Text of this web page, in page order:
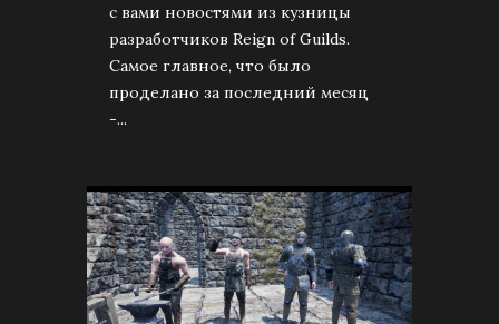
с вами новостями из кузницы
разработчиков Reign of Guilds.
Самое главное, что было
проделано за последний месяц
-...